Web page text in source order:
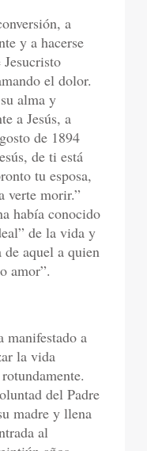
a
y a hacerse
el dolor.
alma y
a Jesús, a
de 1894
de ti está
tu esposa,
verte morir.”
había conocido
de la vida y
aquel a quien
amor”.
manifestado a
la vida
del Padre
madre y llena
al